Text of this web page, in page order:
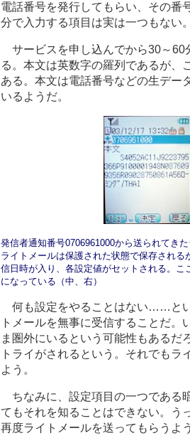
電話番号を発行してもらい、その番
分で入力する項目は実は一つもない
サービスを申し込んでから30～60
る。本文は英数字の羅列であるが、
ある。本文は電話番号などの生デー
いるようだ。
発信者通知番号0706961000から送られてき
ライトメールは保護された状態で保存され
信日時が入り、各設定値がセットされる。
になっている（中、右）
何も設定をやることはない……とい
トメールを無事に受信することだ
ま圏外にいるという可能性もあるだ
トライがされるという。それでも
よう。
ちなみに、設定項目の一つである
てもそれを知ることはできない。う
再度ライトメールを送ってもらうよ